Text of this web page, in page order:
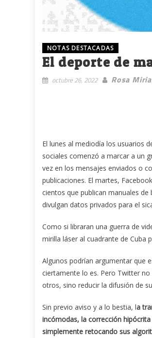
NOTAS DESTACADAS
El deporte de
octubre 26, 2022 Rosa
El lunes al mediodía los usuarios
sociales comenzó a marcar a un
vez en los mensajes enviados o
publicaciones. El martes,
cientos que publican manuales
divulgan datos privados para el
Como si libraran una guerra de
mirilla láser al cuadrante de Cuba
Algunos podrían argumentar que
ciertamente lo es. Pero Twitter
otros, sino reducir la difusión de
Sin previo aviso y a lo bestia, la
incómodas, la corrección
simplemente retocando sus